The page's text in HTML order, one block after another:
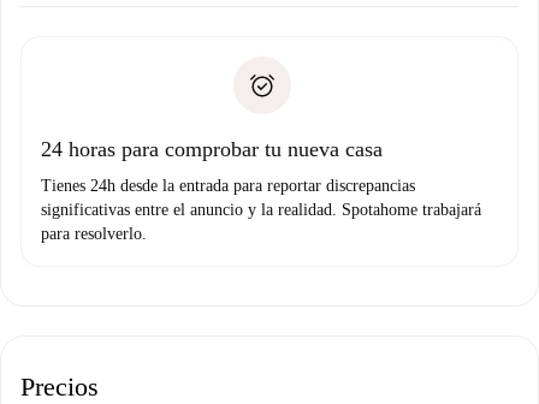
Prueba de solvencia
no nos comunicas ningún problema.
24 horas para comprobar tu nueva casa
Tienes 24h desde la entrada para reportar discrepancias
significativas entre el anuncio y la realidad. Spotahome trabajará
para resolverlo.
Precios